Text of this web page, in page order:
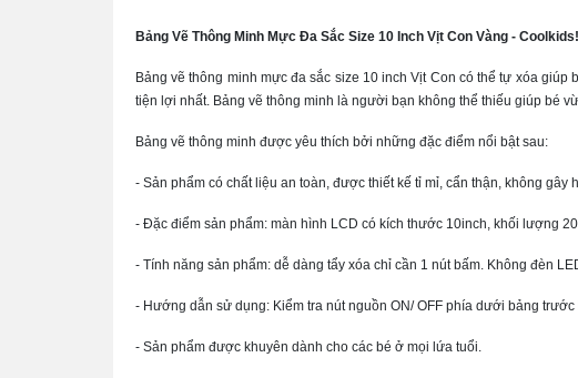
Bảng Vẽ Thông Minh Mực Đa Sắc Size 10 Inch Vịt Con Vàng -
Bảng vẽ thông minh mực đa sắc size 10 inch Vịt Con có thể tự xóa
tiện lợi nhất. Bảng vẽ thông minh là người bạn không thể thiếu giúp bé
Bảng vẽ thông minh được yêu thích bởi những đặc điểm nổi bật sau:
- Sản phẩm có chất liệu an toàn, được thiết kế tỉ mỉ, cẩn thận, không gây
- Đặc điểm sản phẩm: màn hình LCD có kích thước 10inch, khối lượng
- Tính năng sản phẩm: dễ dàng tẩy xóa chỉ cần 1 nút bấm. Không đèn
- Hướng dẫn sử dụng: Kiểm tra nút nguồn ON/ OFF phía dưới bảng
- Sản phẩm được khuyên dành cho các bé ở mọi lứa tuổi.